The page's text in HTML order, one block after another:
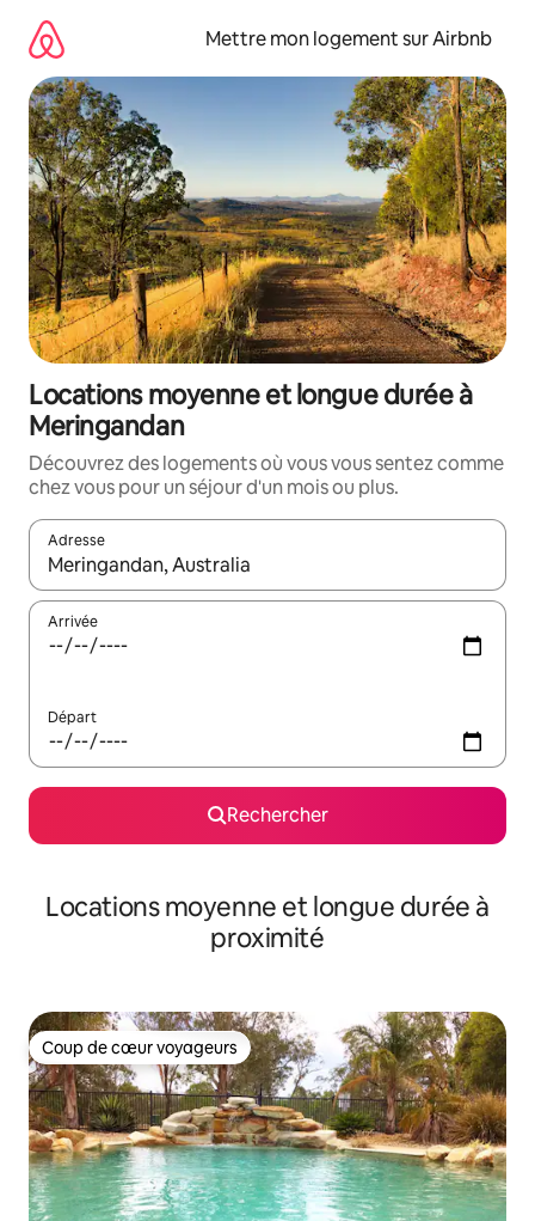
directement
contenu
Mettre mon logement sur Airbnb
Locations moyenne et longue durée à
Meringandan
Découvrez des logements où vous vous sentez comme
chez vous pour un séjour d'un mois ou plus.
Adresse
Lorsque les résultats s'affichent, utilisez les flèches vers le
Arrivée
Départ
Rechercher
Locations moyenne et longue durée à
proximité
Coup de cœur voyageurs
Coup de cœur voyageurs